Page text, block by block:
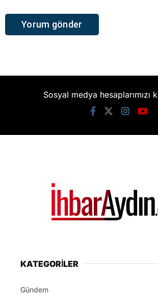
Sosyal medya hesaplarımızı
KATEGORİLER
Gündem